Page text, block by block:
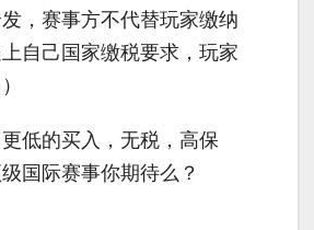
发，赛事方不代替玩家缴纳
自己国家缴税要求，玩家
低的买入，无税，高保
国际赛事你期待么？